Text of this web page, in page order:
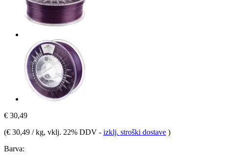
€ 30,49
(€ 30,49 / kg, vklj. 22% DDV - izklj. stroški dostave )
Barva: